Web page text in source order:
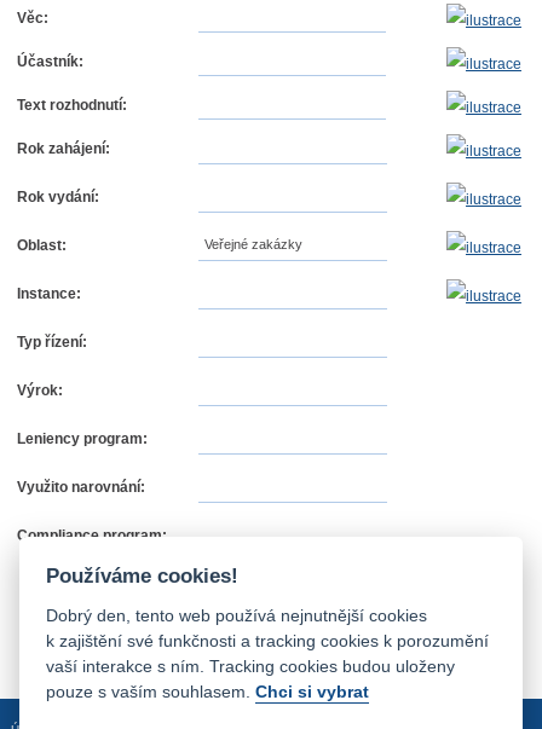
Věc:
Účastník:
Text rozhodnutí:
Rok zahájení:
Rok vydání:
Oblast: Veřejné zakázky
Instance:
Typ řízení:
Výrok:
Leniency program:
Využito narovnání:
Compliance program:
Používáme cookies!
Dobrý den, tento web používá nejnutnější cookies
k zajištění své funkčnosti a tracking cookies k porozumění
vaší interakce s ním. Tracking cookies budou uloženy
pouze s vaším souhlasem.Chci si vybrat